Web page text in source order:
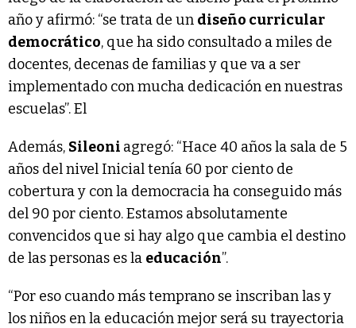
año y afirmó: “se trata de un diseño curricular
democrático, que ha sido consultado a miles de
docentes, decenas de familias y que va a ser
implementado con mucha dedicación en nuestras
escuelas”. El
Además, Sileoni agregó: “Hace 40 años la sala de 5
años del nivel Inicial tenía 60 por ciento de
cobertura y con la democracia ha conseguido más
del 90 por ciento. Estamos absolutamente
convencidos que si hay algo que cambia el destino
de las personas es la educación”.
“Por eso cuando más temprano se inscriban las y
los niños en la educación mejor será su trayectoria